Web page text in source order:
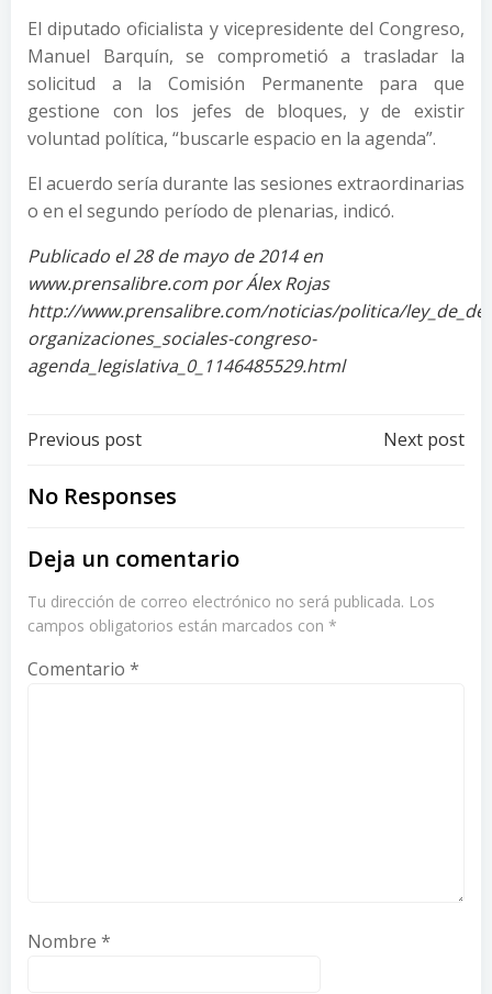
El diputado oficialista y vicepresidente del Congreso,
Manuel Barquín, se comprometió a trasladar la
solicitud a la Comisión Permanente para que
gestione con los jefes de bloques, y de existir
voluntad política, “buscarle espacio en la agenda”.
El acuerdo sería durante las sesiones extraordinarias
o en el segundo período de plenarias, indicó.
Publicado el 28 de mayo de 2014 en
www.prensalibre.com por Álex Rojas
http://www.prensalibre.com/noticias/politica/
organizaciones_sociales-congreso-
agenda_legislativa_0_1146485529.html
Post
navigation
Previous post Next post
No Responses
Deja un comentario
Tu dirección de correo electrónico no será publicada. Los
campos obligatorios están marcados con *
Comentario *
Nombre *